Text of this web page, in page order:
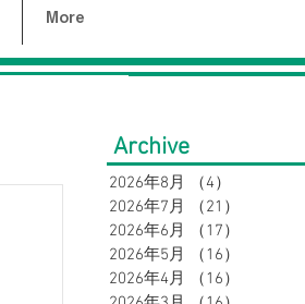
More
Archive
2026年8月 （4）
2026年7月
（21）
2026年6月
（17）
2026年5月
（16）
2026年4月
（16）